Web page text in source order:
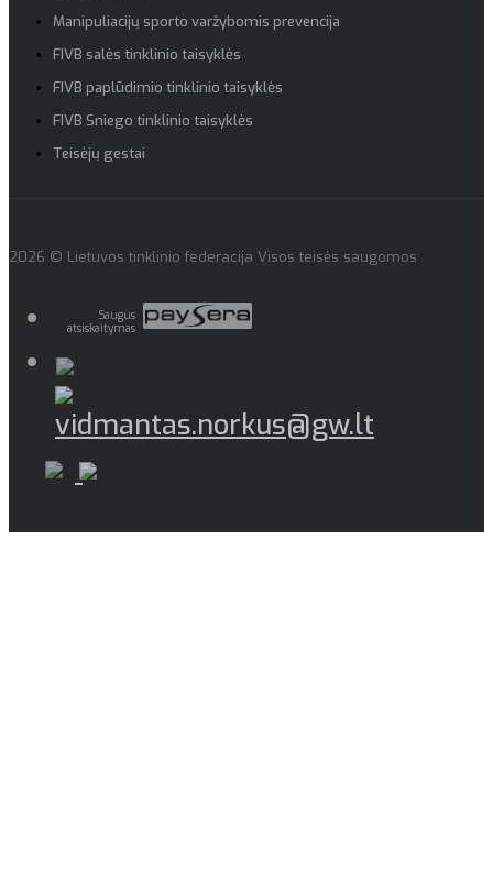
Manipuliacijų sporto varžybomis prevencija
FIVB salės tinklinio taisyklės
FIVB paplūdimio tinklinio taisyklės
FIVB Sniego tinklinio taisyklės
Teisėjų gestai
2026 © Lietuvos tinklinio federacija Visos teisės saugomos
Saugus
atsiskaitymas